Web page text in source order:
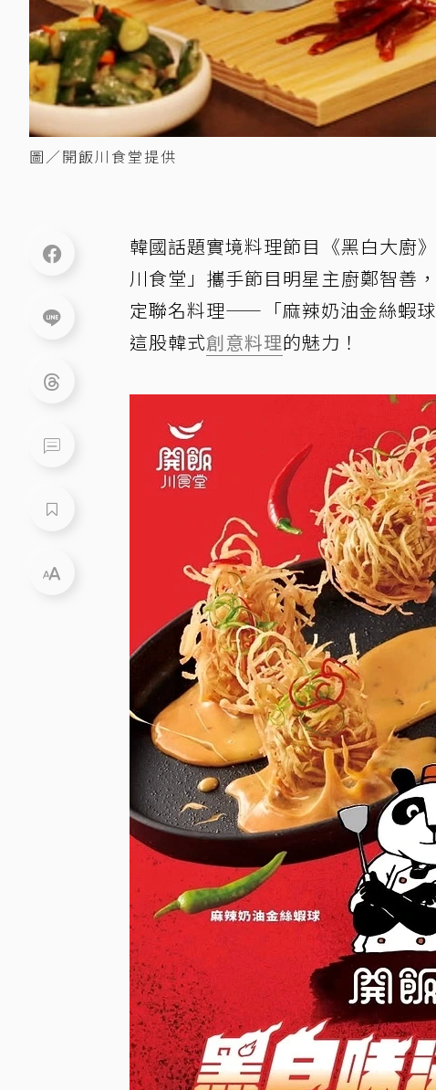
圖／開飯川食堂提供
韓國話題實境料理節目《黑白大廚
川食堂」攜手節目明星主廚鄭智善
定聯名料理——「麻辣奶油金絲蝦
這股韓式創意料理的魅力！